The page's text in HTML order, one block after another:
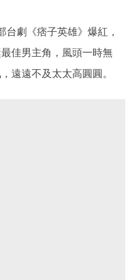
劇《痞子英雄》爆紅，
佳男主角，風頭一時無
遠遠不及太太高圓圓。